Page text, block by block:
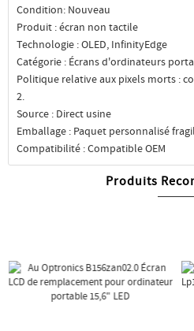
Condition: Nouveau
Produit : écran non tactile
Technologie : OLED, InfinityEdge
Catégorie : Écrans d'ordinateurs
Politique relative aux pixels morts :
2.
Source : Direct usine
Emballage : Paquet personnalisé
Compatibilité : Compatible OEM
Produits